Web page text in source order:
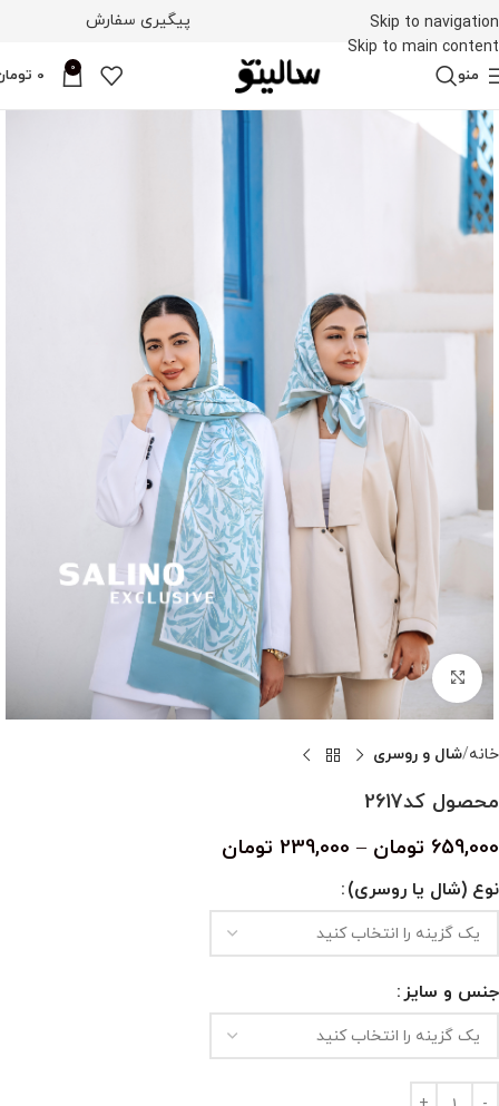
Skip to navigation
Skip to main content
پیگیری سفارش
منو 0
0
بزرگنمایی تصویر
خانه شال و روسری
محصول کد2617
659,000 تومان –
239,000 تومان
نوع (شال یا روسری)
جنس و سایز